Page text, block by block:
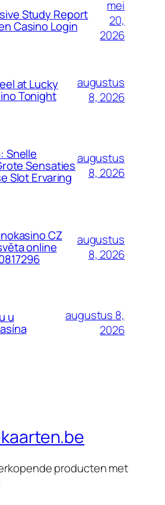
Study Report
Casino Login
mei
20,
2026
at Lucky
Tonight
augustus
8, 2026
Snelle
Sensaties
Slot Ervaring
augustus
8, 2026
CZ
online
augustus
8, 2026
u
augustus 8,
2026
producten met